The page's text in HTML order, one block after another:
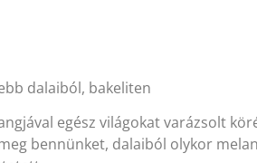
dalaiból, bakeliten
egész világokat varázsolt
bennünket, dalaiból olykor